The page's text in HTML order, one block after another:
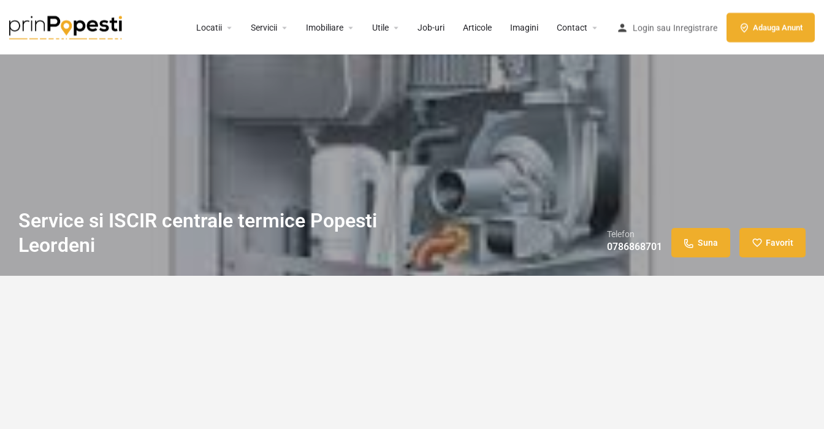
Locatii Servicii Imobiliare Utile Job-uri Articole Imagini Contact Login sau Inregistrare Adauga Anunt
Service si ISCIR centrale termice Popesti
Leordeni
Telefon
0786868701 Suna Favorit